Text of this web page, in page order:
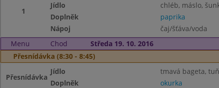
1
Jídlo
chléb, máslo,
Doplněk
paprika
Nápoj
čaj/šťáva/voda
Menu
Chod
Středa 19. 10. 2016
Přesnídávka (8:30 - 8:45)
Přesnídávka
Jídlo
tmavá bageta,
Doplněk
okurka